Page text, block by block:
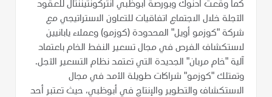
كما وقعت أدنوك وبورصة أبوظبي انتركونتيننتال للعقود
الآجلة خلال الاجتماع اتفاقيات للتعاون الاستراتيجي مع
شركة "كوزمو أويل" المحدودة (كوزمو) وعملاء يابانيين
لاستكشاف الفرص في مجال تسعير النفط الخام باعتماد
آلية "خام مربان" الجديدة التي تعتمد نظام التسعير الآجل.
وتمتلك "كوزمو" شراكات طويلة الأمد في مجال
الاستكشاف والتطوير والإنتاج في أبوظبي، حيث تعتبر أحد